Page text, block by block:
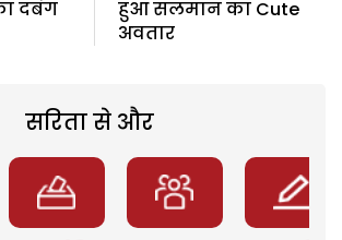
दबंग
हुआ सलमान का Cute
अवतार
सरिता से और